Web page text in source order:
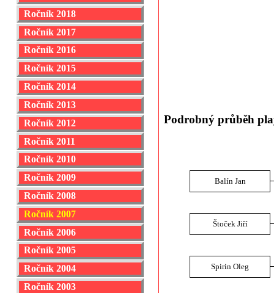
Ročník 2018
Ročník 2017
Ročník 2016
Ročník 2015
Ročník 2014
Ročník 2013
Ročník 2012
Ročník 2011
Ročník 2010
Ročník 2009
Ročník 2008
Ročník 2007
Ročník 2006
Ročník 2005
Ročník 2004
Ročník 2003
Podrobný průběh
Balín Jan
Štoček Jiří
Spirin Oleg